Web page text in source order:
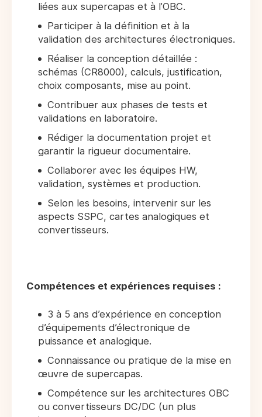
liées aux supercapas et à l’OBC.
Participer à la définition et à la
validation des architectures électroniques.
Réaliser la conception détaillée :
schémas (CR8000), calculs, justification,
choix composants, mise au point.
Contribuer aux phases de tests et
validations en laboratoire.
Rédiger la documentation projet et
garantir la rigueur documentaire.
Collaborer avec les équipes HW,
validation, systèmes et production.
Selon les besoins, intervenir sur les
aspects SSPC, cartes analogiques et
convertisseurs.
Compétences et expériences requises :
3 à 5 ans d’expérience en conception
d’équipements d’électronique de
puissance et analogique.
Connaissance ou pratique de la mise en
œuvre de supercapas.
Compétence sur les architectures OBC
ou convertisseurs DC/DC (un plus